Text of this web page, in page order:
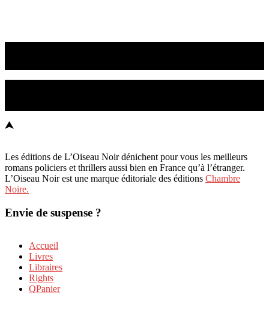
Les éditions de L’Oiseau Noir dénichent pour vous les meilleurs
romans policiers et thrillers aussi bien en France qu’à l’étranger.
L’Oiseau Noir est une marque éditoriale des éditions Chambre
Noire.
Envie de suspense ?
Accueil
Livres
Libraires
Rights
Panier